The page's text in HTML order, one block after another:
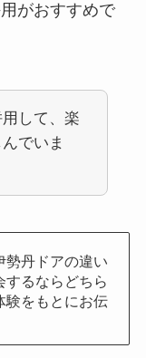
がおすすめで
して、楽
でいま
勢丹ドアの違い
するならどちら
験をもとにお伝